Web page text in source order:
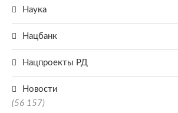
Наука
Нацбанк
Нацпроекты РД
Новости
(56 157)